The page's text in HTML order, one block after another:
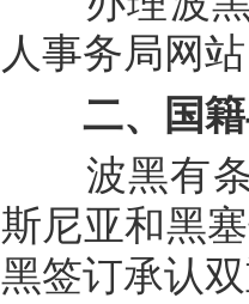
人事务局网
二、国
波黑有条
斯尼亚和黑
黑签订承认